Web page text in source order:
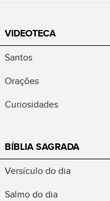
VIDEOTECA
Santos
Orações
Curiosidades
BÍBLIA SAGRADA
Versículo do dia
Salmo do dia